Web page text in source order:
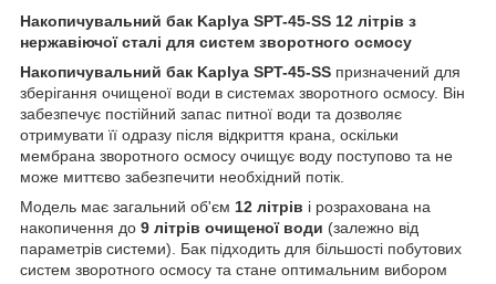
Накопичувальний бак Kaplya SPT-45-SS 12 літрів з
нержавіючої сталі для систем зворотного осмосу
Накопичувальний бак Kaplya SPT-45-SS призначений для
зберігання очищеної води в системах зворотного осмосу. Він
забезпечує постійний запас питної води та дозволяє
отримувати її одразу після відкриття крана, оскільки
мембрана зворотного осмосу очищує воду поступово та не
може миттєво забезпечити необхідний потік.
Модель має загальний об'єм 12 літрів і розрахована на
накопичення до 9 літрів очищеної води (залежно від
параметрів системи). Бак підходить для більшості побутових
систем зворотного осмосу та стане оптимальним вибором